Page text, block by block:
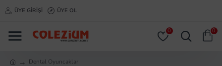
ÜYE GIRIŞI ÜYE OL
0 0
Dental Oyuncaklar